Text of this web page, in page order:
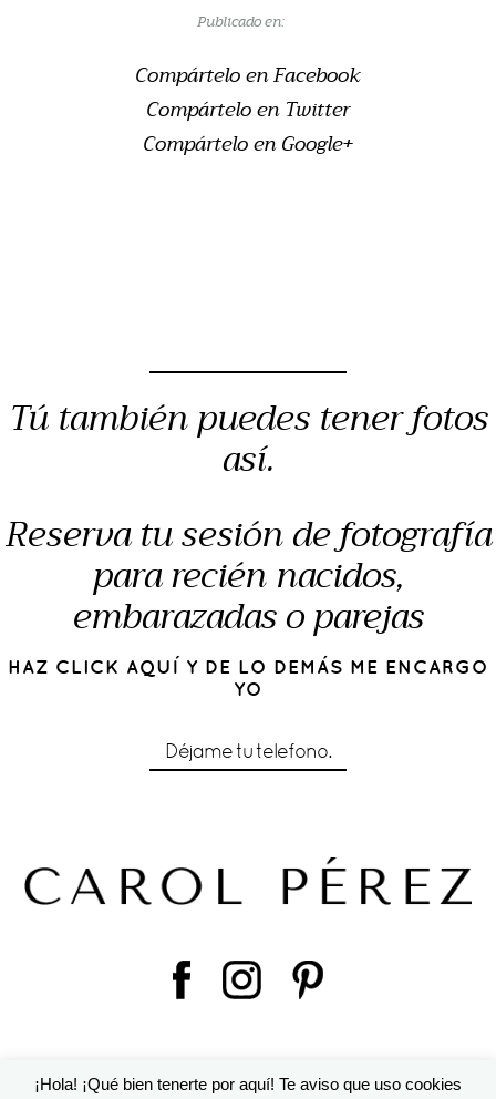
Publicado en:
Compártelo en Facebook
Compártelo en Twitter
Compártelo en Google+
Tú también puedes tener fotos
así.
Reserva tu sesión de fotografía
para recién nacidos,
embarazadas o parejas
HAZ CLICK AQUÍ Y DE LO DEMÁS ME ENCARGO
YO
Déjame tu telefono.
© 2016 Cárol Pérez | Diseño deSusana Torralbo | ProPhoto
¡Hola! ¡Qué bien tenerte por aquí! Te aviso que uso cookies